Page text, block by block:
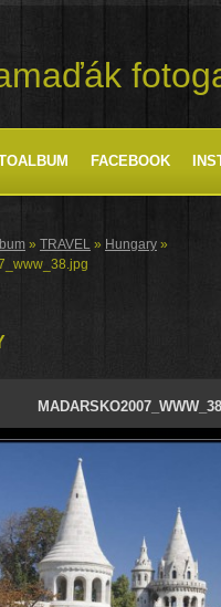
FACEBOOK
» TRAVEL » Hungary »